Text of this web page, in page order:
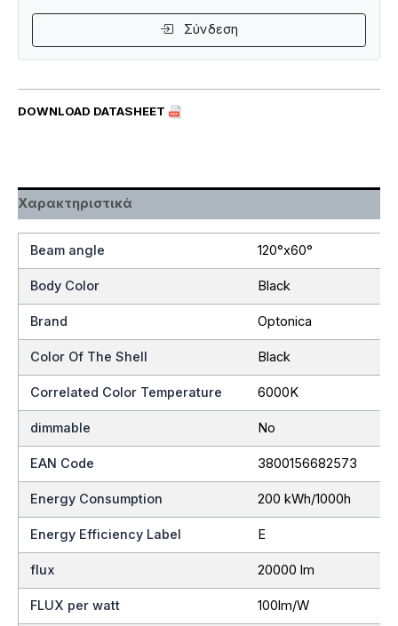
DOWNLOAD DATASHEET
Σύνδεση
Χαρακτηριστικά
Beam angle 120°x60°
Body Color Black
Brand Optonica
Color Of The Shell Black
Correlated Color Temperature 6000K
dimmable No
EAN Code 3800156682573
Energy Consumption 200 kWh/1000h
Energy Efficiency Label E
flux 20000 lm
FLUX per watt 100lm/W